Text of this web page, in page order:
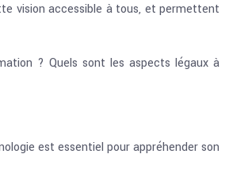
vision accessible à tous, et permettent
? Quels sont les aspects légaux à
est essentiel pour appréhender son